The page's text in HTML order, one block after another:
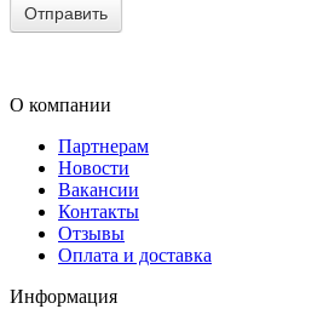
О компании
Партнерам
Новости
Вакансии
Контакты
Отзывы
Оплата и доставка
Информация